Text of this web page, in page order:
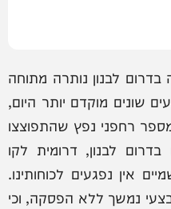
לבנון נותרה מתוחה
שונים מוקדם יותר היום,
רחפני נפץ שהתפוצצו
לבנון, דרומית לקו
אין נפגעים לכוחותינו.
נמשך ללא הפסקה, וכי